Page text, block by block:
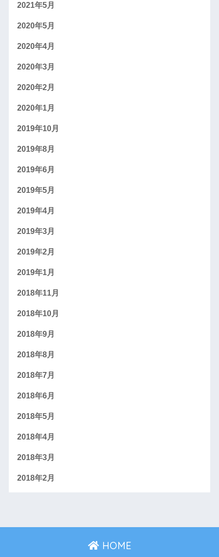
2021年5月
2020年5月
2020年4月
2020年3月
2020年2月
2020年1月
2019年10月
2019年8月
2019年6月
2019年5月
2019年4月
2019年3月
2019年2月
2019年1月
2018年11月
2018年10月
2018年9月
2018年8月
2018年7月
2018年6月
2018年5月
2018年4月
2018年3月
2018年2月
HOME